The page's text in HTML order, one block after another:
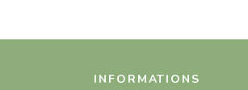
INFORMATIONS